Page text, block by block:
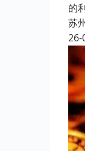
的
苏
26-